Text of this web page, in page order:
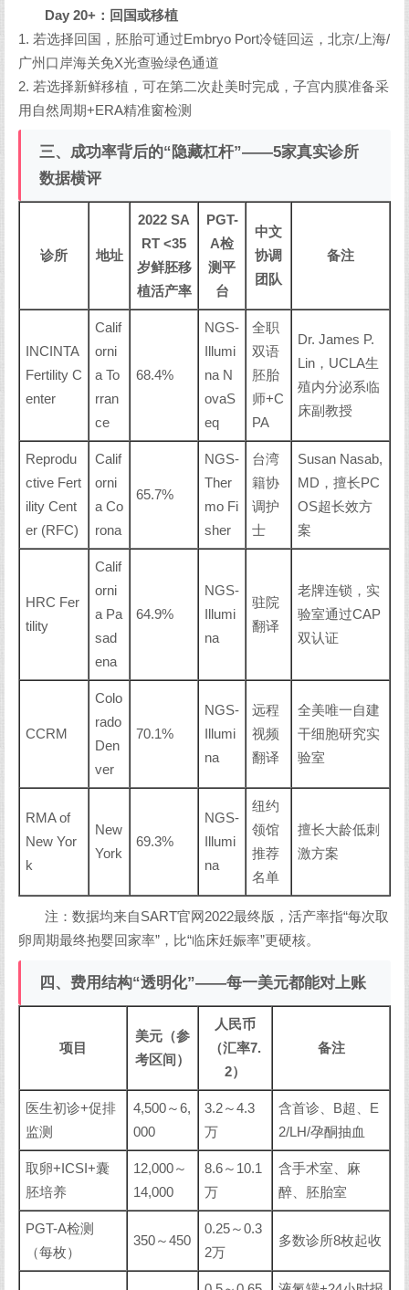
Day 20+：回国或移植
1. 若选择回国，胚胎可通过Embryo Port冷链回运，北京/上海/
广州口岸海关免X光查验绿色通道
2. 若选择新鲜移植，可在第二次赴美时完成，子宫内膜准备采
用自然周期+ERA精准窗检测
三、成功率背后的“隐藏杠杆”——5家真实诊所
数据横评
诊所 地址
2022 SA
RT <35
岁鲜胚移
植活产率
PGT-
A检
测平
台
中文
协调
团队
备注
INCINTA
Fertility C
enter
Calif
orni
a To
rran
ce
68.4%
NGS-
Illumi
na N
ovaS
eq
全职
双语
胚胎
师+C
PA
Dr. James P.
Lin，UCLA生
殖内分泌系临
床副教授
Reprodu
ctive Fert
ility Cent
er (RFC)
Calif
orni
a Co
rona
65.7%
NGS-
Ther
mo Fi
sher
台湾
籍协
调护
士
Susan Nasab,
MD，擅长PC
OS超长效方
案
HRC Fer
tility
Calif
orni
a Pa
sad
ena
64.9%
NGS-
Illumi
na
驻院
翻译
老牌连锁，实
验室通过CAP
双认证
CCRM
Colo
rado
Den
ver
70.1%
NGS-
Illumi
na
远程
视频
翻译
全美唯一自建
干细胞研究实
验室
RMA of
New Yor
k
New
York
69.3%
NGS-
Illumi
na
纽约
领馆
推荐
名单
擅长大龄低刺
激方案
注：数据均来自SART官网2022最终版，活产率指“每次取
卵周期最终抱婴回家率”，比“临床妊娠率”更硬核。
四、费用结构“透明化”——每一美元都能对上账
项目
美元（参
考区间）
人民币
（汇率7.
2）
备注
医生初诊+促排
监测
4,500～6,
000
3.2～4.3
万
含首诊、B超、E
2/LH/孕酮抽血
取卵+ICSI+囊
胚培养
12,000～
14,000
8.6～10.1
万
含手术室、麻
醉、胚胎室
PGT-A检测
（每枚）
350～450
0.25～0.3
2万
多数诊所8枚起收